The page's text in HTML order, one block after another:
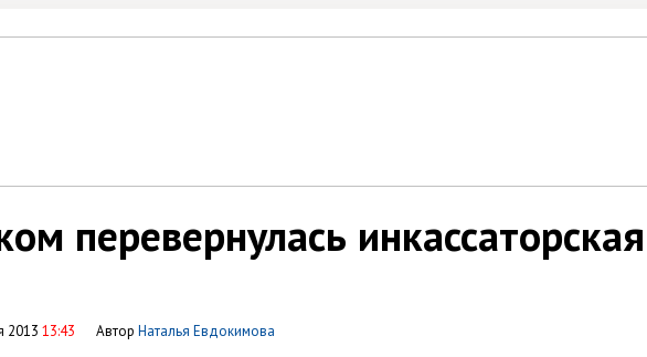
перевернулась инкассаторская
2013 13:43 Автор Наталья Евдокимова